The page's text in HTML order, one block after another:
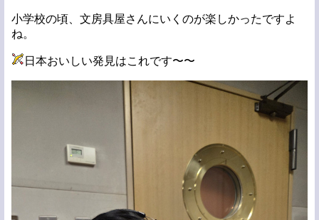
小学校の頃、文房具屋さんにいくのが楽しかったですよ
ね。
日本おいしい発見はこれです〜〜